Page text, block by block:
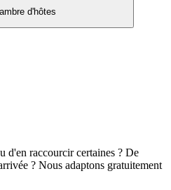
d'hôtes
d'en raccourcir certaines ? De
? Nous adaptons gratuitement